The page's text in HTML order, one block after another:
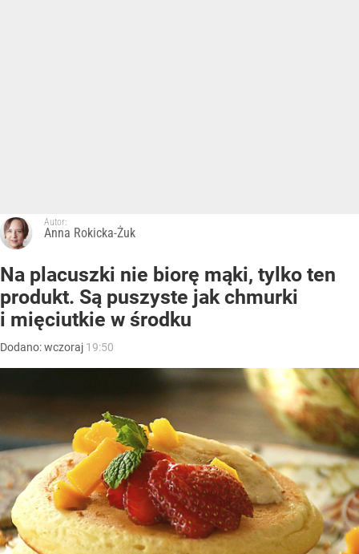
Autor:
Anna Rokicka-Żuk
Na placuszki nie biorę mąki, tylko ten
produkt. Są puszyste jak chmurki
i mięciutkie w środku
Dodano:wczoraj 19:50